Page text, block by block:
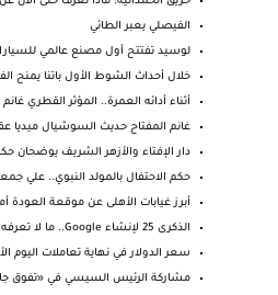
الفيصلي يعبر الطائي
لوسيد تفتتح أول مصنع عالمي
خلال أحداث الشوط الأول باتنا يمنح
أثناء أدائه العمرة.. المؤثر القطري
غانم المفتاح حديث السوشيال ميديا
دار الإفتاء والأزهر الشريف يوضحان
حكم الاحتفال بالمولد النبوي.. علي
أبرز غيابات الأهلى عن موقعة العودة
الذكرى 25 لإنشاء Google.. ما لا تعرفه عن أكبر محرك...
سعر الدولار في نهاية تعاملات اليوم الأربعاء
مشاركة الرئيس السيسي في «تفوق